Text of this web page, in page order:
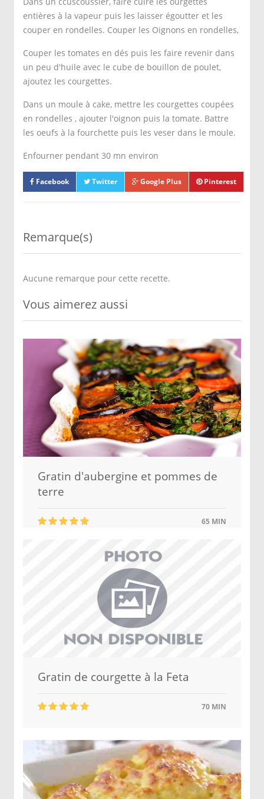
entières à la vapeur puis les laisser égoutter et les
couper en rondelles. Couper les Oignons en rondelles,
Couper les tomates en dés puis les faire revenir dans
un peu d'huile avec le cube de bouillon de poulet,
ajoutez les courgettes.
Dans un moule à cake, mettre les courgettes coupées
en rondelles , ajouter l'oignon puis la tomate. Battre
les oeufs à la fourchette puis les veser dans le moule.
Enfourner pendant 30 mn environ
Facebook Twitter Google Plus Pinterest
Remarque(s)
Aucune remarque pour cette recette.
Vous aimerez aussi
Gratin d'aubergine et pommes de
terre
65 MIN
Gratin de courgette à la Feta
70 MIN